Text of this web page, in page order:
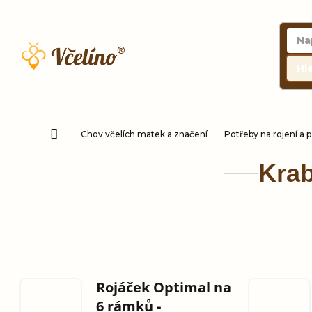
obsah
DomůChov včelích matek a značení Potřeby na rojení a
Rojáček Optimal na
6 rámků -